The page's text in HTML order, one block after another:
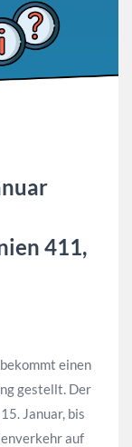
411,
einen
gestellt. Der
Januar, bis
auf